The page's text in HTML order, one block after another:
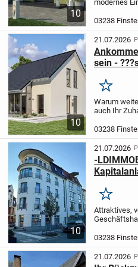
10
modernes
einladende
Im...
03238
10
21.07.2026
sein -
Merken
Warum
auch Ihr
Schluss
Ihr eigenes
03238
10
21.07.2026
-
Merken
Attraktives,
Zimmer-
Marktplatz &
03238
21.07.2026